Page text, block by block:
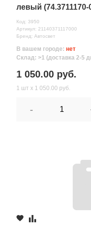
левый
Код: 3950
Артикул: 21140371117000
Бренд: Автосвет
В вашем городе: нет
Склад: >1 (доставка 2-5
1 050.00 руб.
1 шт х 1 050.00 руб.
-